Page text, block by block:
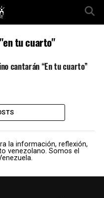
tu cuarto"
cantarán “En tu cuarto”
la información, reflexión,
venezolano. Somos el